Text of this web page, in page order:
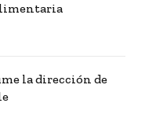
la dirección de